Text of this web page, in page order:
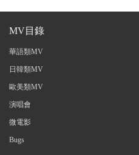
MV目錄
華語類MV
日韓類MV
歐美類MV
演唱會
微電影
Bugs